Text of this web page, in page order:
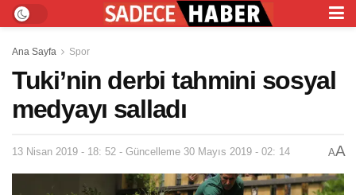
Ana Sayfa Spor
Tuki’nin derbi tahmini sosyal
medyayı salladı
13 Nisan 2019 - 18: 52 - Güncelleme 30 Mayıs 2019 - 02: 14 AA